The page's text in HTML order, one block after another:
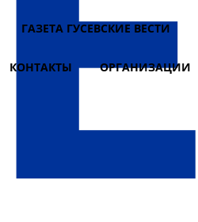
ГАЗЕТА ГУСЕВСКИЕ ВЕСТИ
КОНТАКТЫ ОРГАНИЗАЦИИ